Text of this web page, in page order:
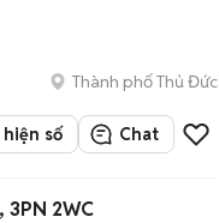
Thành phố Thủ Đức
số Chat
3PN 2WC